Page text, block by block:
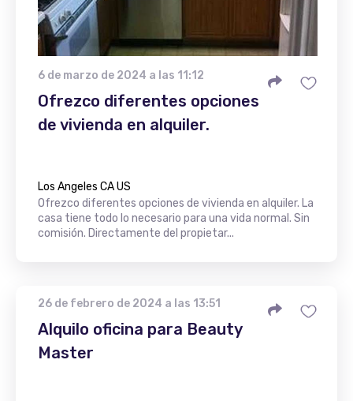
6 de marzo de 2024 a las 11:12
Ofrezco diferentes opciones
de vivienda en alquiler.
Los Angeles CA US
Ofrezco diferentes opciones de vivienda en alquiler. La
casa tiene todo lo necesario para una vida normal. Sin
comisión. Directamente del propietar...
26 de febrero de 2024 a las 13:51
Alquilo oficina para Beauty
Master